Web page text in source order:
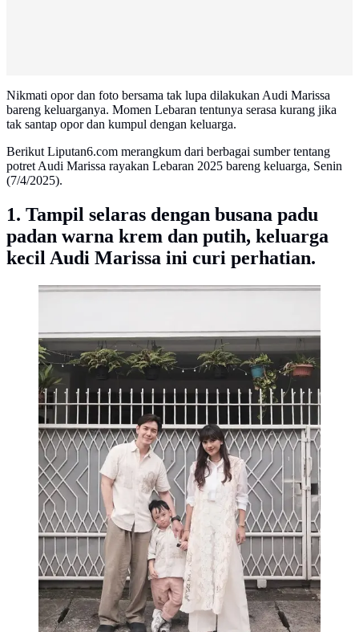
Nikmati opor dan foto bersama tak lupa dilakukan Audi Marissa
bareng keluarganya. Momen Lebaran tentunya serasa kurang jika
tak santap opor dan kumpul dengan keluarga.
Berikut Liputan6.com merangkum dari berbagai sumber tentang
potret Audi Marissa rayakan Lebaran 2025 bareng keluarga, Senin
(7/4/2025).
1. Tampil selaras dengan busana padu
padan warna krem dan putih, keluarga
kecil Audi Marissa ini curi perhatian.
Potret Audi Marissa Rayakan Lebaran 2025. (Sumber: